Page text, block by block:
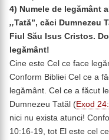
4) Numele de legământ
,,Tată”, căci Dumnezeu
Fiul Său Isus Cristos.
legământ!
Cine este Cel ce face
Conform Bibliei Cel ce a
legământ. Cel ce a făcut
Dumnezeu Tatăl (Exod
nici nu exista atunci!
10:16-19, tot El este cel